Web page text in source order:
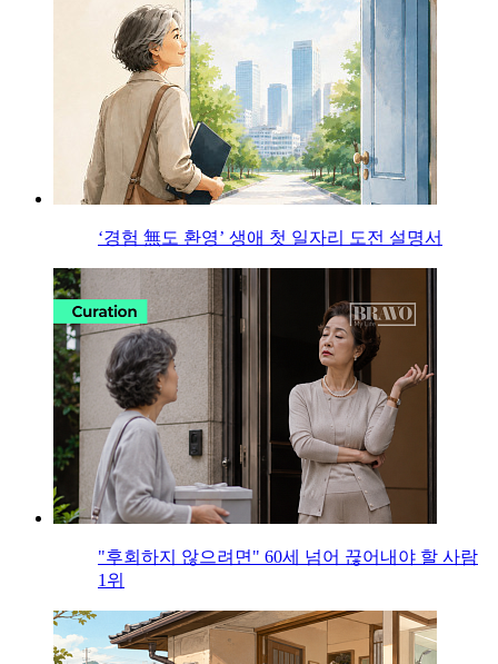
‘경험 無도 환영’ 생애 첫 일자리 도전 설명서
"후회하지 않으려면" 60세 넘어 끊어내야 할 사람
1위